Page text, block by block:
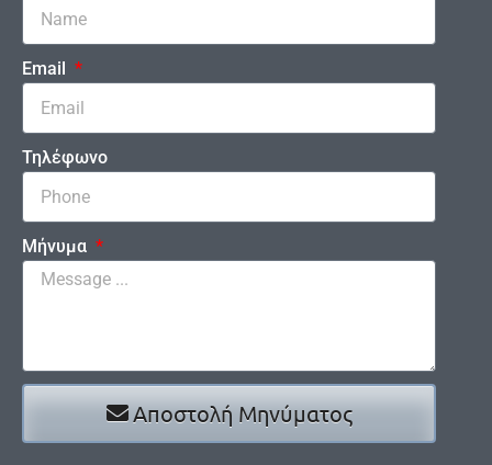
Email
Τηλέφωνο
Μήνυμα
Αποστολή Μηνύματος